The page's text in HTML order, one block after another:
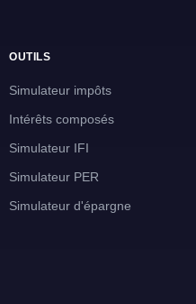
OUTILS
Simulateur impôts
Intérêts composés
Simulateur IFI
Simulateur PER
Simulateur d'épargne